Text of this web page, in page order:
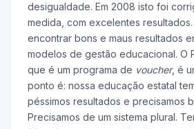
desigualdade. Em 2008 isto foi
medida, com excelentes
encontrar bons e maus resultados
modelos de gestão educacional. O
que é um programa de voucher, é
ponto é: nossa educação estatal
péssimos resultados e precisamos
Precisamos de um sistema plural.